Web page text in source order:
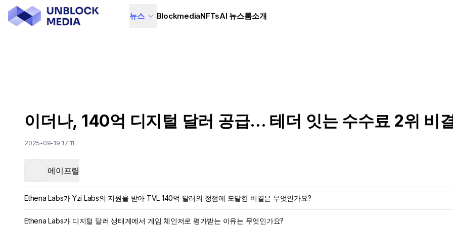
뉴스 BlockmediaNFTsAI 뉴스룸소개
이더나, 140억 디지털 달러 공급... 테더 잇는 수수료 2위 비
2025-09-19 17:11
에이프릴
Ethena Labs가 Yzi Labs의 지원을 받아 TVL 140억 달러의 정점에 도달한 비결은 무엇인가요?
Ethena Labs가 디지털 달러 생태계에서 게임 체인저로 평가받는 이유는 무엇인가요?